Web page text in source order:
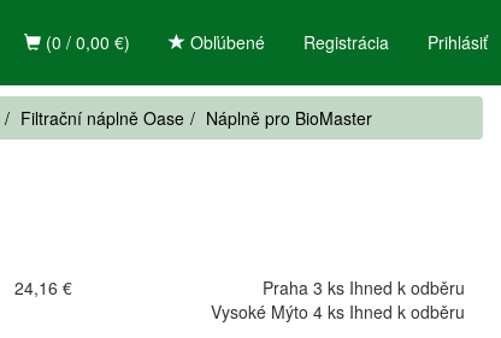
Registrácia Prihlásiť
(0 / 0,00 €) Obľúbené
Filtrační náplně Oase Náplně pro BioMaster
24,16 €
Praha 3 ks Ihned k odběru
Vysoké Mýto 4 ks Ihned k odběru